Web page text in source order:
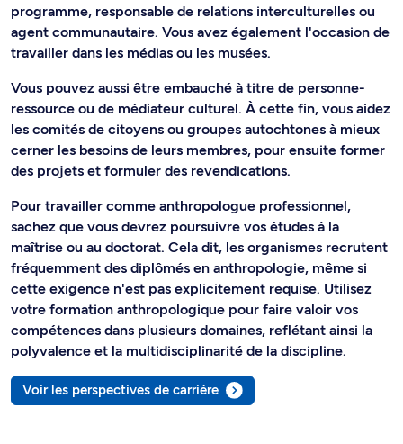
programme, responsable de relations interculturelles ou
agent communautaire. Vous avez également l'occasion de
travailler dans les médias ou les musées.
Vous pouvez aussi être embauché à titre de personne-
ressource ou de médiateur culturel. À cette fin, vous aidez
les comités de citoyens ou groupes autochtones à mieux
cerner les besoins de leurs membres, pour ensuite former
des projets et formuler des revendications.
Pour travailler comme anthropologue professionnel,
sachez que vous devrez poursuivre vos études à la
maîtrise ou au doctorat. Cela dit, les organismes recrutent
fréquemment des diplômés en anthropologie, même si
cette exigence n'est pas explicitement requise. Utilisez
votre formation anthropologique pour faire valoir vos
compétences dans plusieurs domaines, reflétant ainsi la
polyvalence et la multidisciplinarité de la discipline.
Voir les perspectives de carrière